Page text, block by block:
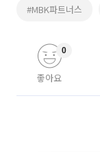
#MBK파트너스
좋아요
0